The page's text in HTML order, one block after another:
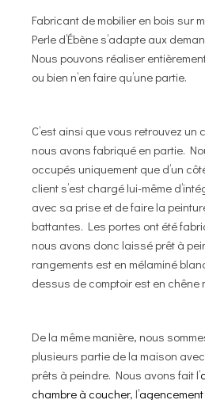
Fabricant de mobilier en bois sur
Perle d’Ébène s’adapte aux
Nous pouvons réaliser
ou bien n’en faire qu’une partie.
C’est ainsi que vous retrouvez
nous avons fabriqué en partie.
occupés uniquement que d’un
client s’est chargé lui-même
avec sa prise et de faire la
battantes. Les portes ont été
nous avons donc laissé prêt à
rangements est en mélaminé
dessus de comptoir est en chêne
De la même manière, nous
plusieurs partie de la maison
prêts à peindre. Nous avons fait l’
chambre à coucher, l